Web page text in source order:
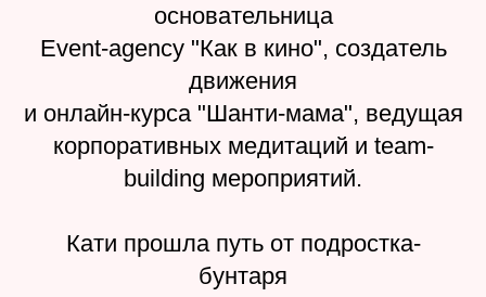
основательница
Event-agency "Как в кино", создатель
движения
и онлайн-курса "Шанти-мама", ведущая
корпоративных медитаций и team-
building мероприятий.
Кати прошла путь от подростка-
бунтаря